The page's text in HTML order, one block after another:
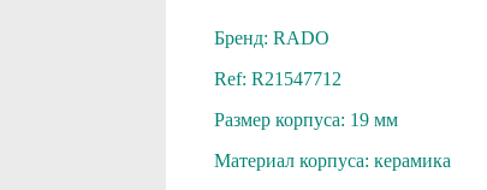
Бренд: RADO
Ref: R21547712
Размер корпуса: 19 мм
Материал корпуса: кepaмикa